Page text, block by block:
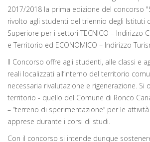
2017/2018 la prima edizione del concorso
rivolto agli studenti del triennio degli Istituti
Superiore per i settori TECNICO – Indirizzo
e Territorio ed ECONOMICO – Indirizzo
Il Concorso offre agli studenti, alle classi e
reali localizzati all’interno del territorio
necessaria rivalutazione e rigenerazione. Si
territorio - quello del Comune di Ronco
– “terreno di sperimentazione” per le
apprese durante i corsi di studi.
Con il concorso si intende dunque